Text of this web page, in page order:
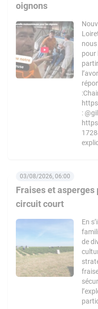
oignons
pour
:
Fraises et asperges
circuit court
03/08/2026, 06:00
En
de